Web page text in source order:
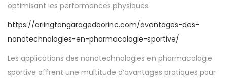
optimisant les performances physiques.
https://arlingtongaragedoorinc.com/avantages-des-
nanotechnologies-en-pharmacologie-sportive/
Les applications des nanotechnologies en pharmacologie
sportive offrent une multitude d’avantages pratiques pour